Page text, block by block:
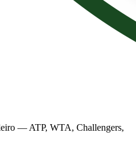
— ATP, WTA, Challengers,